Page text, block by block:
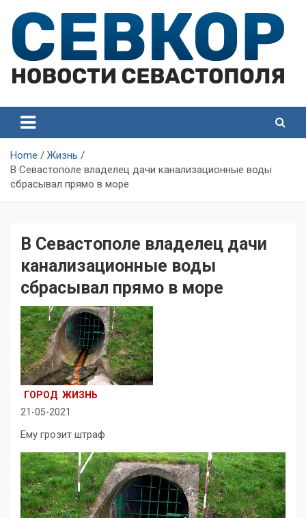
content
Севастополя
Севастополя
Home
Жизнь
В Севастополе владелец дачи канализационные воды
сбрасывал прямо в море
В Севастополе владелец дачи
канализационные воды
сбрасывал прямо в море
ГОРОД ЖИЗНЬ
21-05-2021
Ему грозит штраф